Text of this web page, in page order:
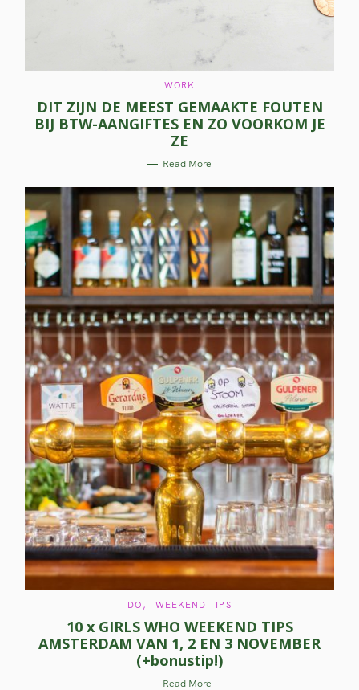
C
T
E
G
O
R
E
WORK
DIT ZIJN DE MEEST GEMAAKTE FOUTEN
BIJ BTW-AANGIFTES EN ZO VOORKOM JE
ZE
Read More
C
T
E
O
R
E
DO WEEKEND TIPS
10 x GIRLS WHO WEEKEND TIPS
AMSTERDAM VAN 1, 2 EN 3 NOVEMBER
(+bonustip!)
Read More